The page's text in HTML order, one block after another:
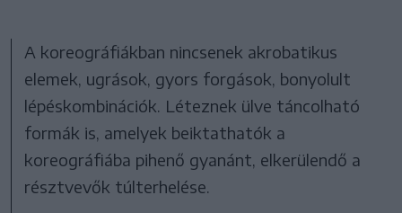
A koreográfiákban nincsenek akrobatikus
elemek, ugrások, gyors forgások, bonyolult
lépéskombinációk. Léteznek ülve táncolható
formák is, amelyek beiktathatók a
koreográfiába pihenő gyanánt, elkerülendő a
résztvevők túlterhelése.